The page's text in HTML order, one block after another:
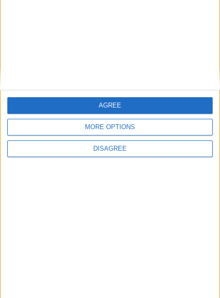
MORE OPTIONS
DISAGREE
AGREE